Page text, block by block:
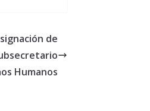
de
Humanos